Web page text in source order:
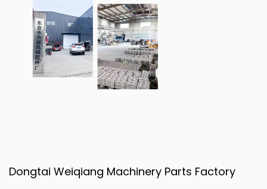
Dongtai Weiqiang Machinery Parts Factory